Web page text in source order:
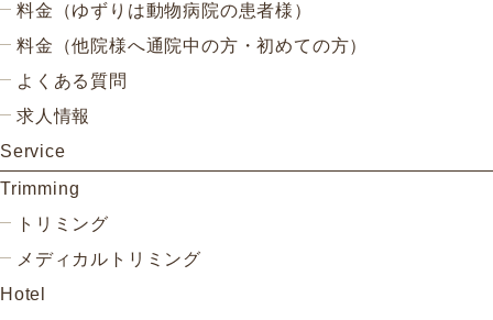
料金（ゆずりは動物病院の患者様）
料金（他院様へ通院中の方・初めての方）
よくある質問
求人情報
Service
Trimming
トリミング
メディカルトリミング
Hotel